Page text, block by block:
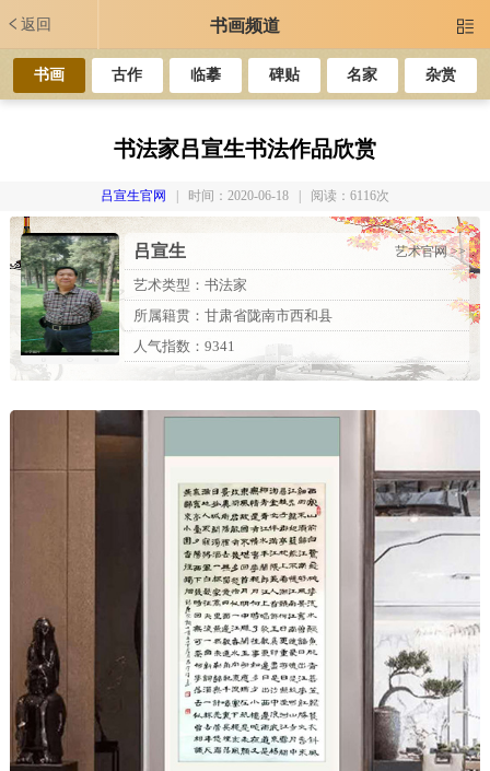
返回 书画频道 
书画 古作 临摹 碑贴 名家 杂赏
书法家吕宣生书法作品欣赏
吕宣生官网 | 时间：2020-06-18 | 阅读：6116次
吕宣生 艺术官网 >>
艺术类型：书法家
所属籍贯：甘肃省陇南市西和县
人气指数：9341